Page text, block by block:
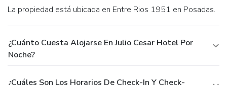
La propiedad está ubicada en Entre Rios 1951 en Posadas.
¿Cuánto Cuesta Alojarse En Julio Cesar Hotel Por
Noche?
¿Cuáles Son Los Horarios De Check-In Y Check-